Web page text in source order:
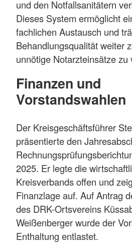
und den Notfallsanitätern
Dieses System ermöglicht
fachlichen Austausch und
Behandlungsqualität weiter
unnötige Notarzteinsätze zu
Finanzen und
Vorstandswahlen
Der Kreisgeschäftsführer
präsentierte den
2025. Er legte die
Kreisverbands offen und
Finanzlage auf. Auf Antrag
des DRK-Ortsvereins
Weißenberger wurde der
Enthaltung entlastet.